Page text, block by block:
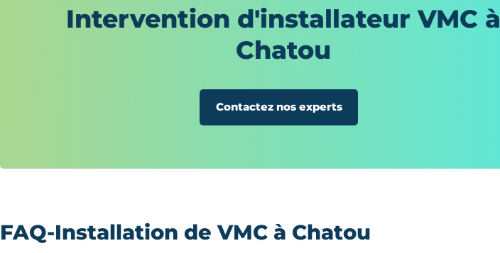
Intervention d'installateur VMC à
Chatou
Contactez nos experts
FAQ-Installation de VMC à Chatou